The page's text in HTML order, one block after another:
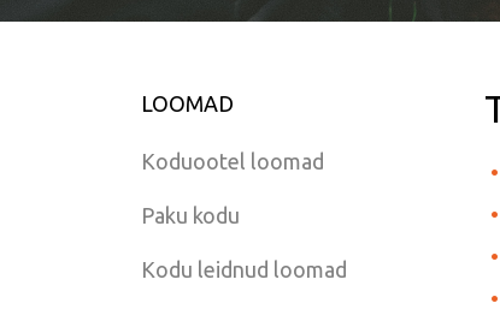
LOOMAD
Koduootel loomad
Paku kodu
Kodu leidnud loomad